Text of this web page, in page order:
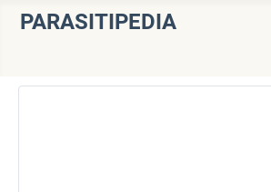
PARASITIPEDIA